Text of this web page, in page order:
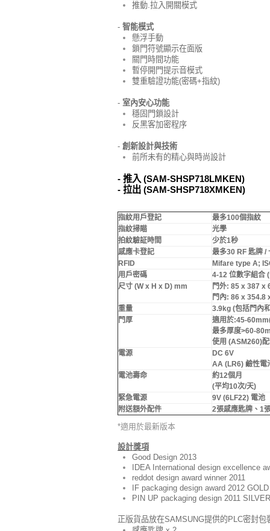
推動.拉入開關模式
- 智能模式
懸浮手動
鎖門符號顯示在面版
關門時間功能
暫停開門提示音模式
雙重驗證功能(密碼+指紋)
- 室內安心功能
穩固門鎖設計
反黑客加密程序
- 創新設計與技術
前所未有的精心與時尚設計
- 推入 (SAM-SHSP718LMKEN)
- 拉出 (SAM-SHSP718XMKEN)
指紋用戶登記
最多100個指紋
指紋掃瞄
光學
拍紋驗証時間
少於1秒
感應卡登記
最多30 RF 匙牌 /
RFID
Mifare type A;
用戶密碼
4-12 位數字組合 (
尺寸 (W x H x D) mm
門外: 85 x 387 x
門內: 86 x 354.8
重量
3.9kg (包括門內
門厚
適用於:45-
最多厚度>60-
使用 (ASM260)
電源
DC 6V
AA (LR6) 鹼性電
電池壽命
約12個月
(平均10次/天)
緊急電源
9V (6LF22) 電池
附送額外配件
2張感應匙牌、 1
*適用於最新版本
設計獎項
Good Design 2013
IDEA International design excellence
reddot design award winner 2011
IF packaging design award 2012 GOLD
PIN UP packaging design 2011 SILVER
正版貨品放在SAMSUNG提供的PLC密封